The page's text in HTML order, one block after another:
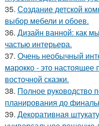
35. Создание детской
выбор мебели и обоев.
36. Дизайн ванной: как
частью интерьера.
37. Очень необычный
марокко - это
восточной сказки.
38. Полное руководство
планирования до
39. Декоративная